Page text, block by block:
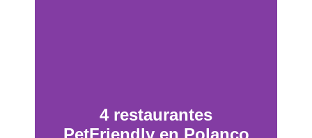
4 restaurantes